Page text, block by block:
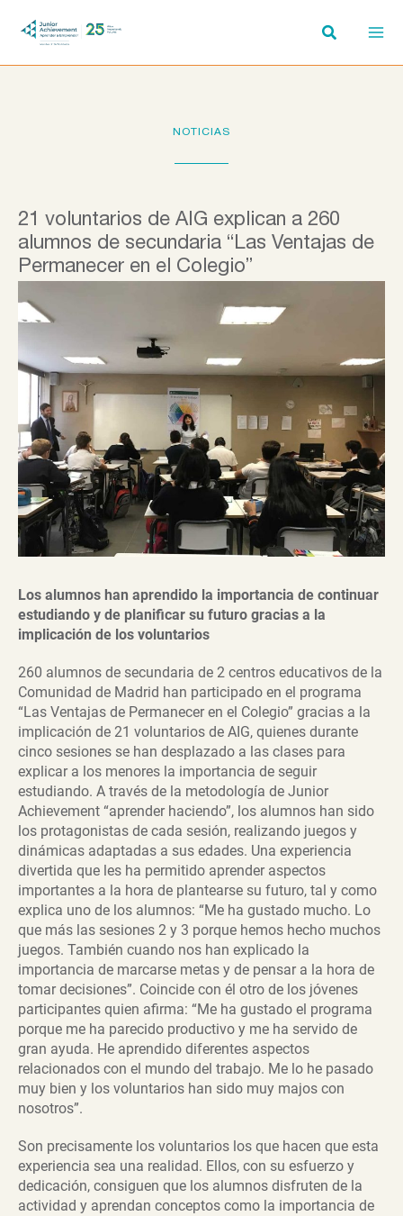
NOTICIAS
21 voluntarios de AIG explican a 260
alumnos de secundaria “Las Ventajas de
Permanecer en el Colegio”
Los alumnos han aprendido la importancia de continuar
estudiando y de planificar su futuro gracias a la
implicación de los voluntarios
260 alumnos de secundaria de 2 centros educativos de la
Comunidad de Madrid han participado en el programa
“Las Ventajas de Permanecer en el Colegio” gracias a la
implicación de 21 voluntarios de AIG, quienes durante
cinco sesiones se han desplazado a las clases para
explicar a los menores la importancia de seguir
estudiando. A través de la metodología de Junior
Achievement “aprender haciendo”, los alumnos han sido
los protagonistas de cada sesión, realizando juegos y
dinámicas adaptadas a sus edades. Una experiencia
divertida que les ha permitido aprender aspectos
importantes a la hora de plantearse su futuro, tal y como
explica uno de los alumnos: “Me ha gustado mucho. Lo
que más las sesiones 2 y 3 porque hemos hecho muchos
juegos. También cuando nos han explicado la
importancia de marcarse metas y de pensar a la hora de
tomar decisiones”. Coincide con él otro de los jóvenes
participantes quien afirma: “Me ha gustado el programa
porque me ha parecido productivo y me ha servido de
gran ayuda. He aprendido diferentes aspectos
relacionados con el mundo del trabajo. Me lo he pasado
muy bien y los voluntarios han sido muy majos con
nosotros”.
Son precisamente los voluntarios los que hacen que esta
experiencia sea una realidad. Ellos, con su esfuerzo y
dedicación, consiguen que los alumnos disfruten de la
actividad y aprendan conceptos como la importancia de